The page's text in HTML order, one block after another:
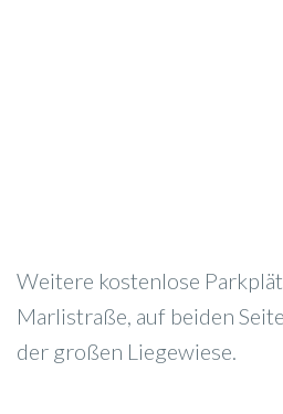
Weitere kostenlose
Marlistraße, auf beiden
der großen Liegewiese.